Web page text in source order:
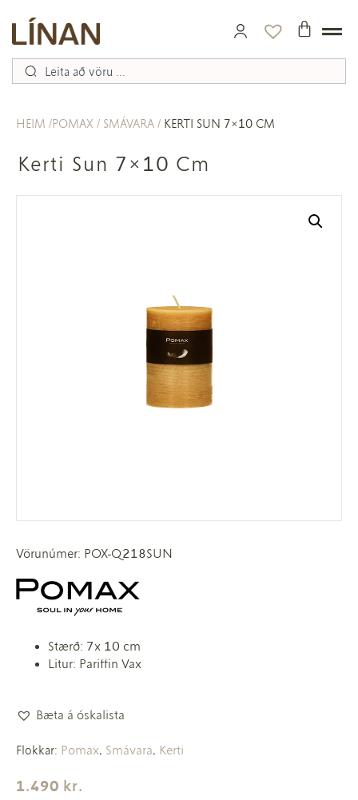
HEIM POMAX SMÁVARA KERTI SUN 7×10 CM
Kerti Sun 7×10 Cm
Vörunúmer: POX-Q218SUN
Stærð: 7x 10 cm
Litur: Pariffin Vax
Bæta á óskalista
Flokkar: Pomax, Smávara, Kerti
1.490 kr.